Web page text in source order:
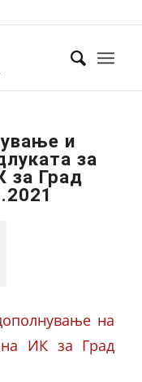
и
за
за Град
на
ИК за Град